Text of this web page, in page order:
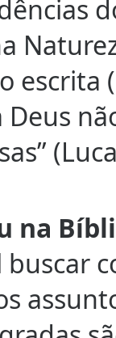
escrita
Deus
na